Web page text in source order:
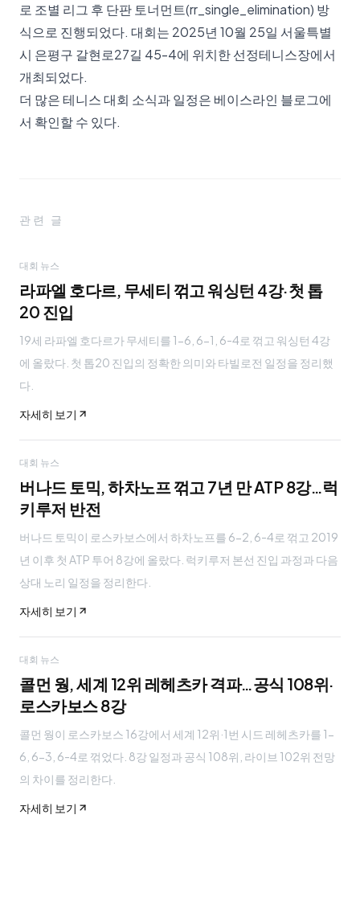
로 조별 리그 후 단판 토너먼트(rr_single_elimination) 방
식으로 진행되었다. 대회는 2025년 10월 25일 서울특별
시 은평구 갈현로27길 45-4에 위치한 선정테니스장에서
개최되었다.
더 많은 테니스 대회 소식과 일정은 베이스라인 블로그에
서 확인할 수 있다.
관련 글
대회 뉴스
라파엘 호다르, 무세티 꺾고 워싱턴 4강·첫 톱
20 진입
19세 라파엘 호다르가 무세티를 1-6, 6-1, 6-4로 꺾고 워싱턴 4강
에 올랐다. 첫 톱20 진입의 정확한 의미와 타빌로전 일정을 정리했
다.
자세히 보기
대회 뉴스
버나드 토믹, 하차노프 꺾고 7년 만 ATP 8강…럭
키루저 반전
버나드 토믹이 로스카보스에서 하차노프를 6-2, 6-4로 꺾고 2019
년 이후 첫 ATP 투어 8강에 올랐다. 럭키루저 본선 진입 과정과 다음
상대 노리 일정을 정리한다.
자세히 보기
대회 뉴스
콜먼 웡, 세계 12위 레헤츠카 격파…공식 108위·
로스카보스 8강
콜먼 웡이 로스카보스 16강에서 세계 12위·1번 시드 레헤츠카를 1-
6, 6-3, 6-4로 꺾었다. 8강 일정과 공식 108위, 라이브 102위 전망
의 차이를 정리한다.
자세히 보기